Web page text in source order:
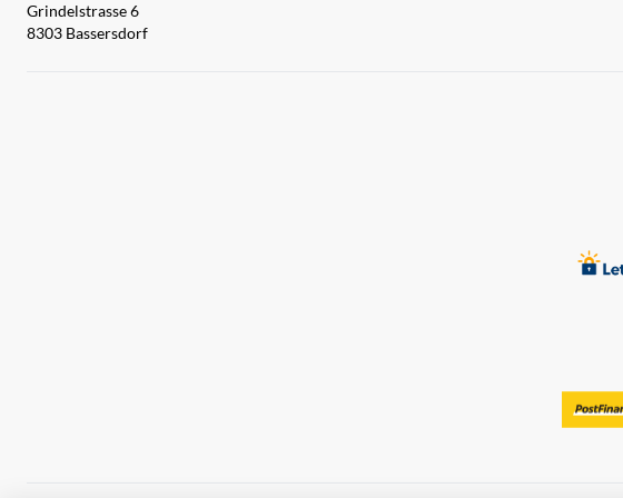
Grindelstrasse 6
8303 Bassersdorf